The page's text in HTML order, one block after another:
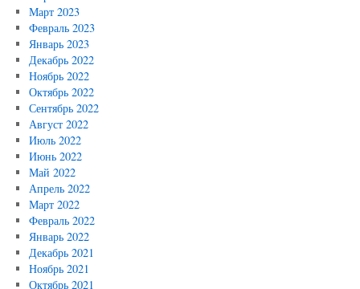
Март 2023
Февраль 2023
Январь 2023
Декабрь 2022
Ноябрь 2022
Октябрь 2022
Сентябрь 2022
Август 2022
Июль 2022
Июнь 2022
Май 2022
Апрель 2022
Март 2022
Февраль 2022
Январь 2022
Декабрь 2021
Ноябрь 2021
Октябрь 2021